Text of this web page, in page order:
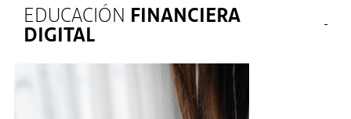
EDUCACIÓN FINANCIERA
DIGITAL